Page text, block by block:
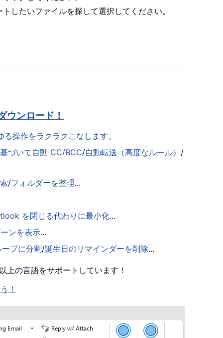
したいファイルを探して選択してください。
ウンロード！
操作をラクラクこなします。
づいて自動 CC/BCC/自動転送（高度なルール） /
/フォルダーを整理...
を閉じる代わりに最小化...
ンを表示...
プに分割/誕生日のリマインダーを削除...
の言語をサポートしています！
！